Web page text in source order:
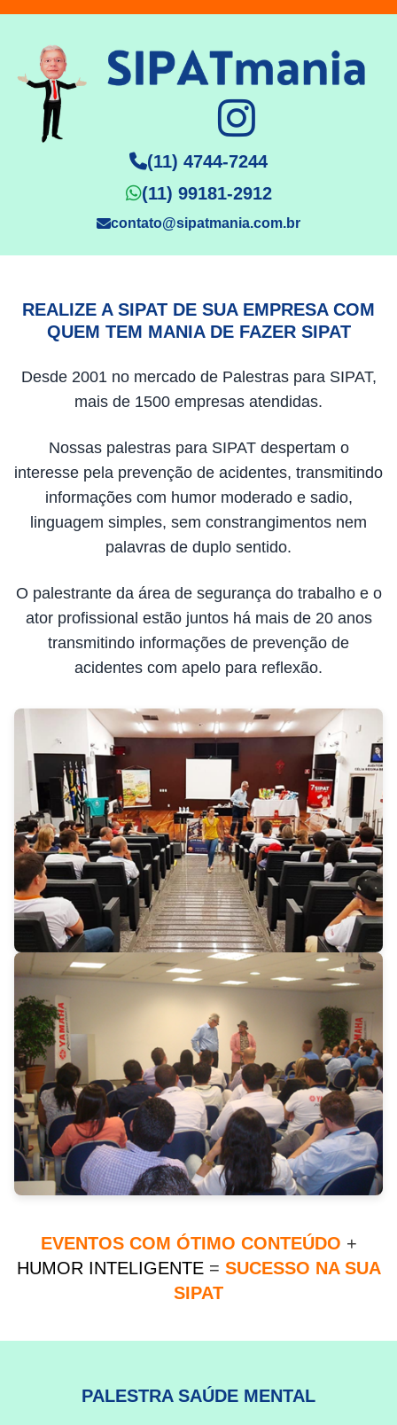
(11) 4744-7244
(11) 99181-2912
contato@sipatmania.com.br
REALIZE A SIPAT DE SUA EMPRESA COM
QUEM TEM MANIA DE FAZER SIPAT
Desde 2001 no mercado de Palestras para SIPAT,
mais de 1500 empresas atendidas.
Nossas palestras para SIPAT despertam o
interesse pela prevenção de acidentes, transmitindo
informações com humor moderado e sadio,
linguagem simples, sem constrangimentos nem
palavras de duplo sentido.
O palestrante da área de segurança do trabalho e o
ator profissional estão juntos há mais de 20 anos
transmitindo informações de prevenção de
acidentes com apelo para reflexão.
EVENTOS COM ÓTIMO CONTEÚDO +
HUMOR INTELIGENTE = SUCESSO NA SUA
SIPAT
PALESTRA SAÚDE MENTAL